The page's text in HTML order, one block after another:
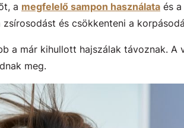
a megfelelő sampon használata és
és csökkenteni a
a már kihullott hajszálak távoznak. A
meg.